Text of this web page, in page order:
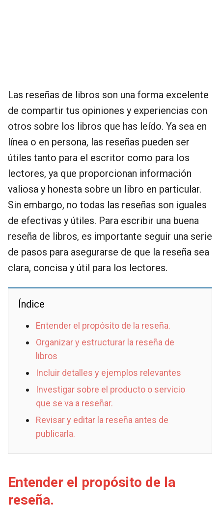
Las reseñas de libros son una forma excelente
de compartir tus opiniones y experiencias con
otros sobre los libros que has leído. Ya sea en
línea o en persona, las reseñas pueden ser
útiles tanto para el escritor como para los
lectores, ya que proporcionan información
valiosa y honesta sobre un libro en particular.
Sin embargo, no todas las reseñas son iguales
de efectivas y útiles. Para escribir una buena
reseña de libros, es importante seguir una serie
de pasos para asegurarse de que la reseña sea
clara, concisa y útil para los lectores.
Índice
Entender el propósito de la reseña.
Organizar y estructurar la reseña de
libros
Incluir detalles y ejemplos relevantes
Investigar sobre el producto o servicio
que se va a reseñar.
Revisar y editar la reseña antes de
publicarla.
Entender el propósito de la
reseña.